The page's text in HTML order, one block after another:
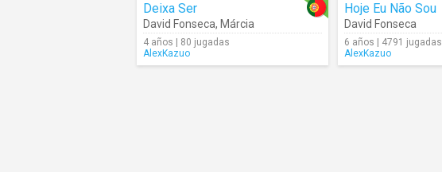
Deixa Ser
David Fonseca, Márcia
4 años | 80 jugadas
AlexKazuo
Hoje Eu Não Sou
David Fonseca
6 años | 4791 jugadas
AlexKazuo